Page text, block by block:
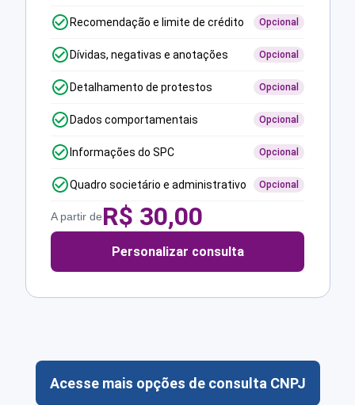
Recomendação e limite de crédito Opcional
Dívidas, negativas e anotações Opcional
Detalhamento de protestos Opcional
Dados comportamentais Opcional
Informações do SPC Opcional
Quadro societário e administrativo Opcional
A partir deR$ 30,00
Personalizar consulta
Acesse mais opções de consulta CNPJ